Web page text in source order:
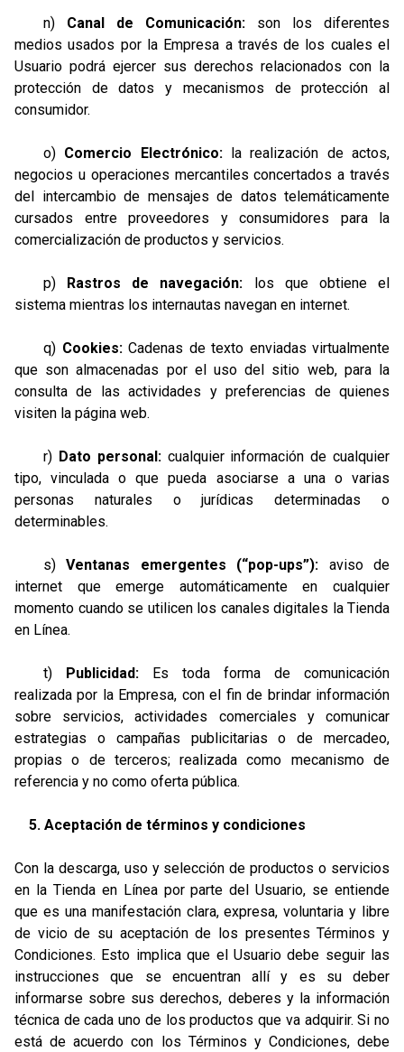
n) Canal de Comunicación: son los diferentes
medios usados por la Empresa a través de los cuales el
Usuario podrá ejercer sus derechos relacionados con la
protección de datos y mecanismos de protección al
consumidor.
o) Comercio Electrónico:la realización de actos,
negocios u operaciones mercantiles concertados a través
del intercambio de mensajes de datos telemáticamente
cursados entre proveedores y consumidores para la
comercialización de productos y servicios.
p) Rastros de navegación: los que obtiene el
sistema mientras los internautas navegan en internet.
q) Cookies:Cadenas de texto enviadas virtualmente
que son almacenadas por el uso del sitio web, para la
consulta de las actividades y preferencias de quienes
visiten la página web.
r) Dato personal:cualquier información de cualquier
tipo, vinculada o que pueda asociarse a una o varias
personas naturales o jurídicas determinadas o
determinables.
s)Ventanas emergentes (“pop-ups”): aviso de
internet que emerge automáticamente en cualquier
momento cuando se utilicen los canales digitales la Tienda
en Línea.
t) Publicidad: Es toda forma de comunicación
realizada por la Empresa, con el fin de brindar información
sobre servicios, actividades comerciales y comunicar
estrategias o campañas publicitarias o de mercadeo,
propias o de terceros; realizada como mecanismo de
referencia y no como oferta pública.
5. Aceptación de términos y condiciones
Con la descarga, uso y selección de productos o servicios
en la Tienda en Línea por parte del Usuario, se entiende
que es una manifestación clara, expresa, voluntaria y libre
de vicio de su aceptación de los presentes Términos y
Condiciones. Esto implica que el Usuario debe seguir las
instrucciones que se encuentran allí y es su deber
informarse sobre sus derechos, deberes y la información
técnica de cada uno de los productos que va adquirir. Si no
está de acuerdo con los Términos y Condiciones, debe